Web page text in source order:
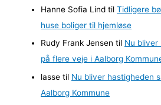
Hanne Sofia Lind tilTidligere
huse boliger til hjemløse
Rudy Frank Jensen til Nu
på flere veje i Aalborg
lasse til Nu bliver hastigheden
Aalborg Kommune